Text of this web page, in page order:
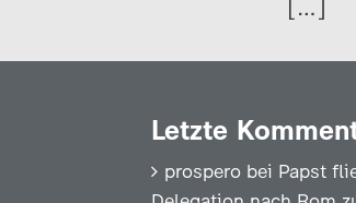
[…]
Letzte
prospero bei Papst